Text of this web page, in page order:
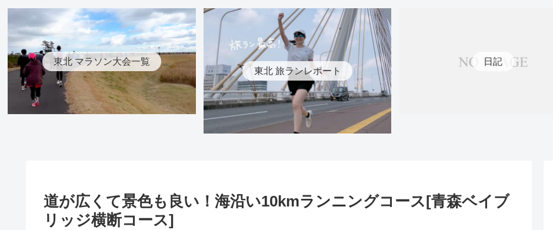
東北 マラソン大会一覧
東北 旅ランレポート
日記
道が広くて景色も良い！海沿い10kmランニングコース[青森ベイブ
リッジ横断コース]